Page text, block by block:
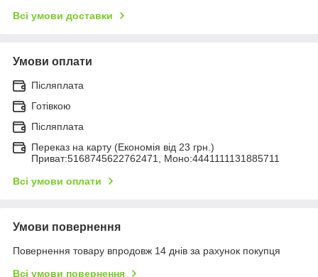
Всі умови доставки
Умови оплати
Післяплата
Готівкою
Післяплата
Переказ на карту (Економія від 23 грн.)
Приват:5168745622762471, Моно:4441111131885711
Всі умови оплати
Умови повернення
Повернення товару впродовж 14 днів за рахунок покупця
Всі умови повернення